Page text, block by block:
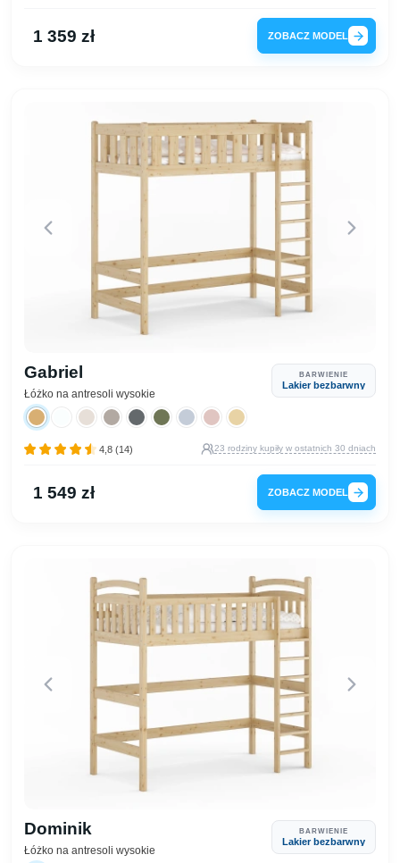
1 359 zł ZOBACZ MODEL
Gabriel
Łóżko na antresoli wysokie
BARWIENIE
Lakier bezbarwny
4,8 (14) 23 rodziny kupiły w ostatnich 30 dniach
1 549 zł ZOBACZ MODEL
Dominik
Łóżko na antresoli wysokie
BARWIENIE
Lakier bezbarwny